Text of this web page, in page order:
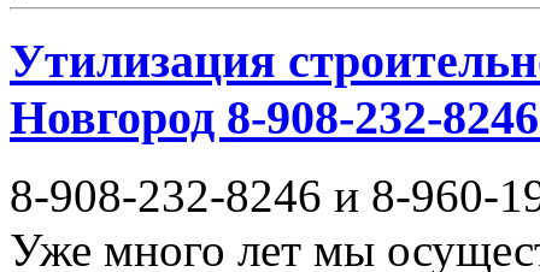
Утилизация
Новгород 8-908-232-
8-908-232-8246 и 8-960-
Уже много лет мы